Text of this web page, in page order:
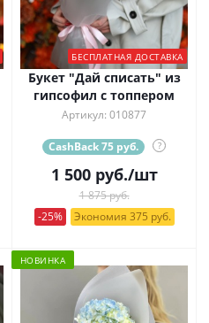
БЕСПЛАТНАЯ ДОСТАВКА
Букет "Дай списать" из
гипсофил с топпером
Артикул: 010877
CashBack 75 руб. ?
1 500руб./шт
1 875 руб.
-25%
Экономия 375 руб.
НОВИНКА